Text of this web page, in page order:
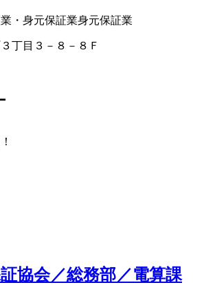
・身元保証業身元保証業
丁目３－８－８Ｆ
協会／総務部／電算課